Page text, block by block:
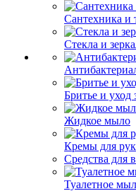
Сантехника и
Стекла и
Бритье и уход
Жидкое мыло
Кремы для рук
Средства для
Туалетное